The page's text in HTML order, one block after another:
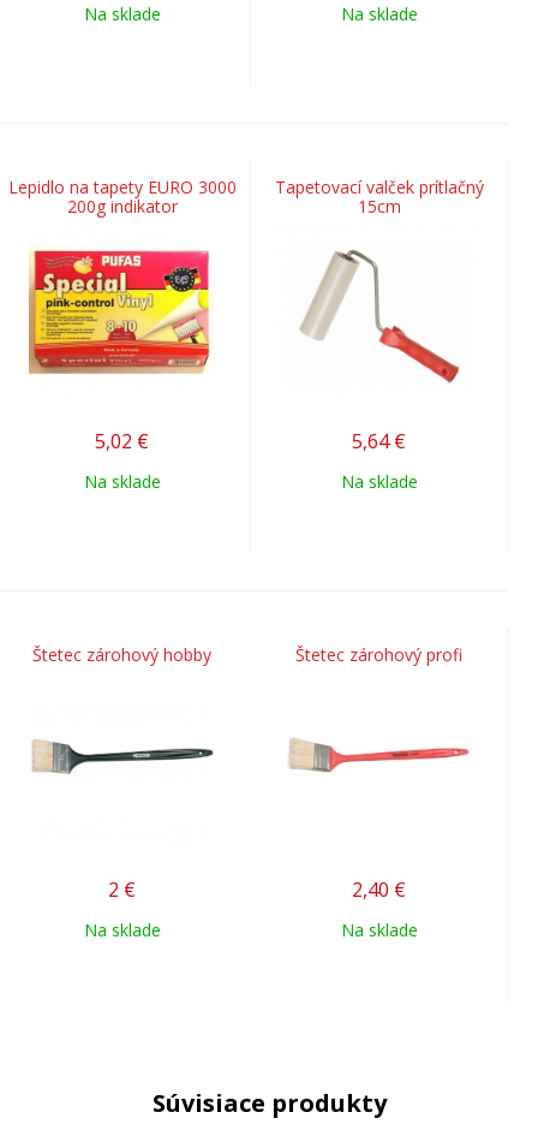
Na sklade Na sklade
Lepidlo na tapety EURO 3000
200g indikator
5,02 €
Na sklade
Tapetovací valček prítlačný
15cm
5,64 €
Na sklade
Štetec zárohový hobby
2 €
Na sklade
Štetec zárohový profi
2,40 €
Na sklade
Súvisiace produkty